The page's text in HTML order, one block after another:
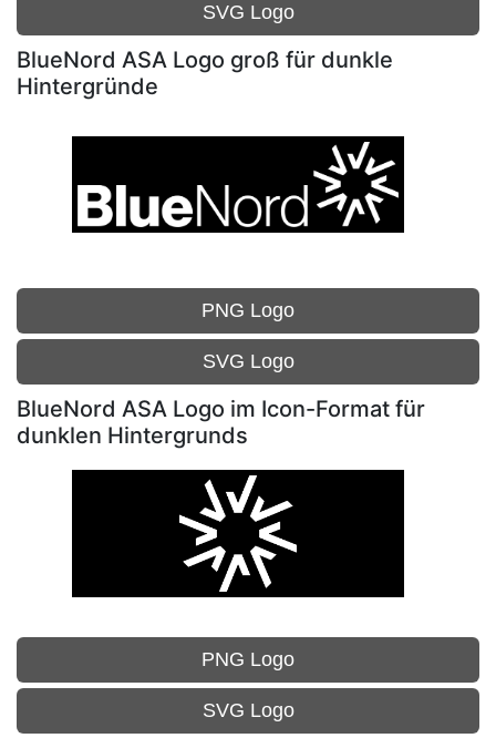
SVG Logo
BlueNord ASA Logo groß für dunkle
Hintergründe
PNG Logo
SVG Logo
BlueNord ASA Logo im Icon-Format für
dunklen Hintergrunds
PNG Logo
SVG Logo